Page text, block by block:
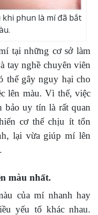
phun là mí đã bắt
tại những cơ sở làm
tay nghề chuyên viên
thể gây nguy hại cho
lên màu. Vì thế, việc
bảo uy tín là rất quan
cơ thể chịu ít tổn
lại vừa giúp mí lên
màu nhất.
của mí nhanh hay
yếu tố khác nhau.